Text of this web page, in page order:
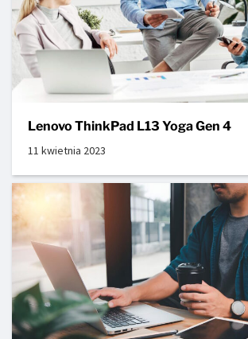
Lenovo ThinkPad L13 Yoga Gen 4
11 kwietnia 2023